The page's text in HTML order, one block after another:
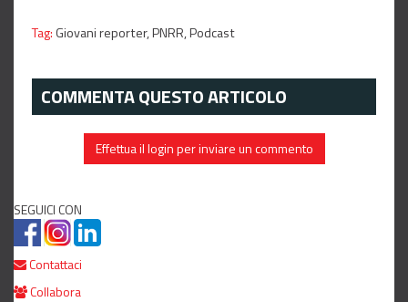
Tag:Giovani reporter,PNRR,Podcast
COMMENTA QUESTO ARTICOLO
Effettua il login per inviare un commento
SEGUICI CON
Contattaci
Collabora